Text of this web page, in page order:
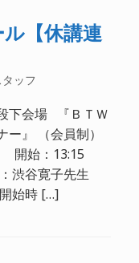
【休講連
タッフ
下会場 『ＢＴＷ
ー』 （会員制）
開始：13:15
渋谷寛子先生
始時 […]